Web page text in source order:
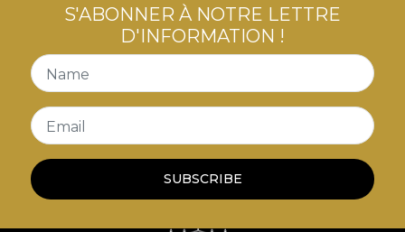
S'ABONNER À NOTRE LETTRE
D'INFORMATION !
Name
Email
SUBSCRIBE